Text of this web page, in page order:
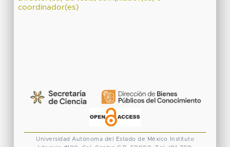
coordinador(es)
Universidad Autónoma del Estado de México
Instituto